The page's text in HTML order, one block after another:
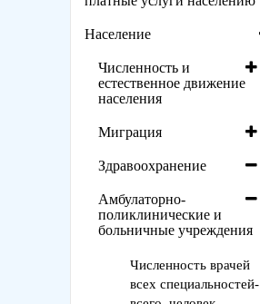
Население
Численность и
естественное движение
населения
Миграция
Здравоохранение
Амбулаторно-
поликлинические и
больничные учреждения
Численность врачей
всех специальностей-